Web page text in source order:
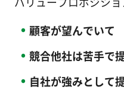
顧客が望んでいて
競合他社は苦手で
自社が強みとして